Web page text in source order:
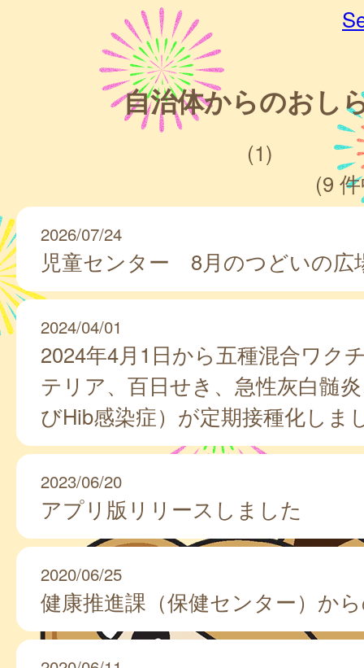
自治体からのおし
(1)
(9
2026/07/24
児童センター 8月のつどいの広
2024/04/01
2024年4月1日から五種混合ワク
テリア、百日せき、急性灰白髄
びHib感染症）が定期接種化しま
2023/06/20
アプリ版リリースしました
2020/06/25
健康推進課（保健センター）か